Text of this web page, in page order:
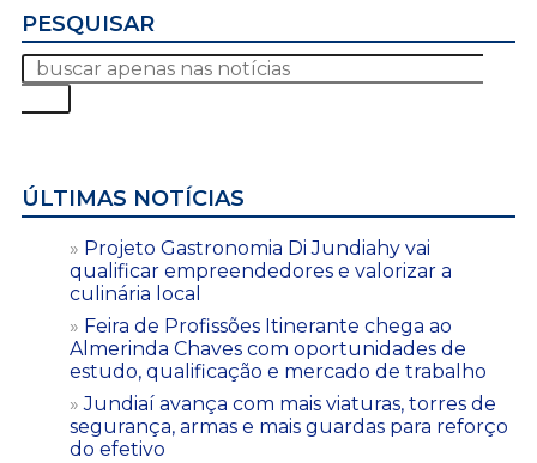
PESQUISAR
ÚLTIMAS NOTÍCIAS
Projeto Gastronomia Di Jundiahy vai
qualificar empreendedores e valorizar a
culinária local
Feira de Profissões Itinerante chega ao
Almerinda Chaves com oportunidades de
estudo, qualificação e mercado de trabalho
Jundiaí avança com mais viaturas, torres de
segurança, armas e mais guardas para reforço
do efetivo